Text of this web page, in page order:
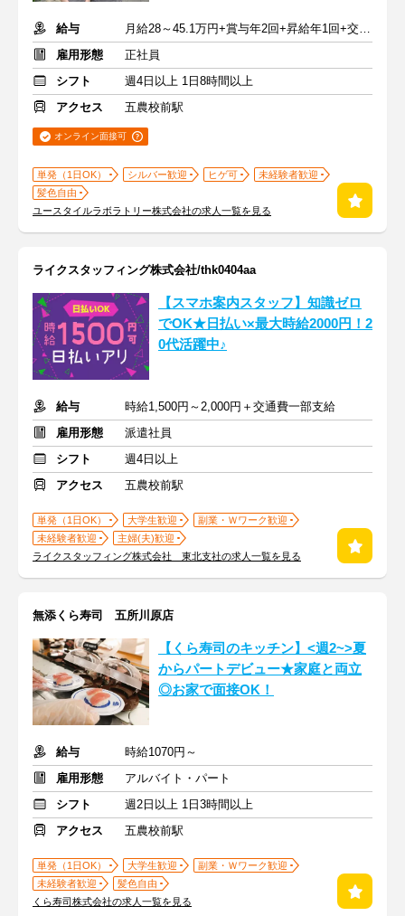
給与
月給28～45.1万円+賞与年2回+昇給年1回+交通費全額
雇用形態
正社員
シフト
週4日以上 1日8時間以上
アクセス
五農校前駅
オンライン面接可
単発（1日OK） シルバー歓迎 ヒゲ可
未経験者歓迎
髪色自由
ユースタイルラボラトリー株式会社の求人一覧を見る
ライクスタッフィング株式会社/thk0404aa
【スマホ案内スタッフ】知識ゼロ
でOK★日払い×最大時給2000円！2
0代活躍中♪
給与
時給1,500円～2,000円＋交通費一部支給
雇用形態
派遣社員
シフト
週4日以上
アクセス
五農校前駅
単発（1日OK） 大学生歓迎
副業・Ｗワーク歓迎
未経験者歓迎
主婦(夫)歓迎
ライクスタッフィング株式会社 東北支社の求人一覧を見る
無添くら寿司 五所川原店
【くら寿司のキッチン】<週2~>夏
からパートデビュー★家庭と両立
◎お家で面接OK！
給与
時給1070円～
雇用形態
アルバイト・パート
シフト
週2日以上 1日3時間以上
アクセス
五農校前駅
単発（1日OK） 大学生歓迎
副業・Ｗワーク歓迎
未経験者歓迎
髪色自由
くら寿司株式会社の求人一覧を見る